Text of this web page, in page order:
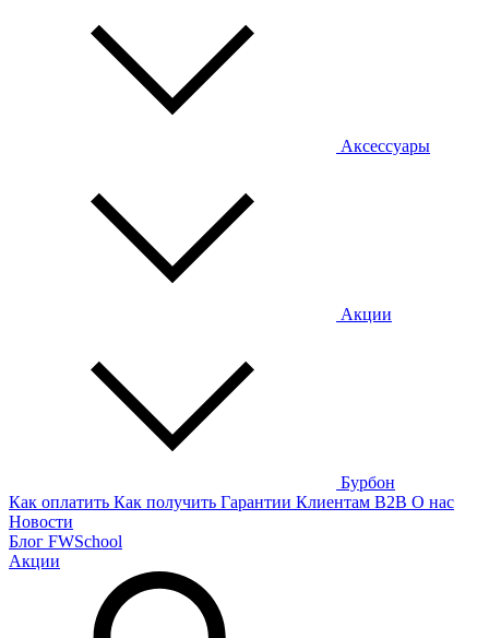
Аксессуары
Акции
Бурбон
Как оплатить Как получить Гарантии Клиентам B2B О нас
Новости
Блог FWSchool
Акции